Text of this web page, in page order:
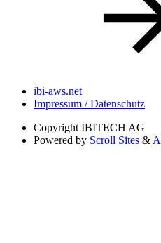
ibi-aws.net
Impressum / Datenschutz
Copyright IBITECH AG
Powered by Scroll Sites &